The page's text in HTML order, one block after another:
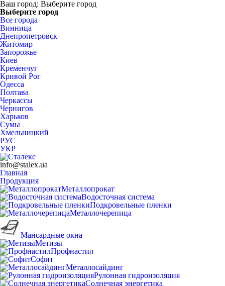
Ваш город: Выберите город
Выберите город
Все города
Винница
Днепропетровск
Житомир
Запорожье
Киев
Кременчуг
Кривой Рог
Одесса
Полтава
Черкассы
Чернигов
Харьков
Сумы
Хмельницкий
РУС
УКР
info@stalex.ua
Главная
Продукция
Металлопрокат
Водосточная система
Подкровельные пленки
Металлочерепица
Мансардные окна
Метизы
Профнастил
Софит
Металлосайдинг
Рулонная гидроизоляция
Солнечная энергетика